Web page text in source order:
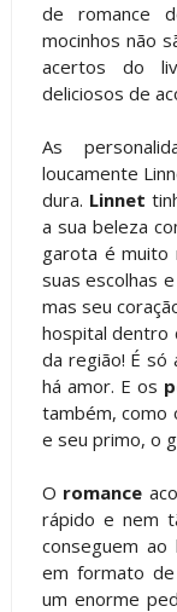
de romance
mocinhos não
acertos do
deliciosos de
As
loucamente
dura. Linnet
a sua beleza
garota é muito
suas escolhas
mas seu
hospital dentro
da região! É só
há amor. E os
também, como
e seu primo, o
O romance
rápido e nem
conseguem
em formato de
um enorme